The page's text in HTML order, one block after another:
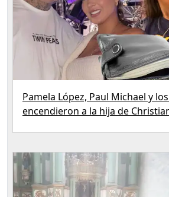
Pamela López, Paul Michael y
encendieron a la hija de